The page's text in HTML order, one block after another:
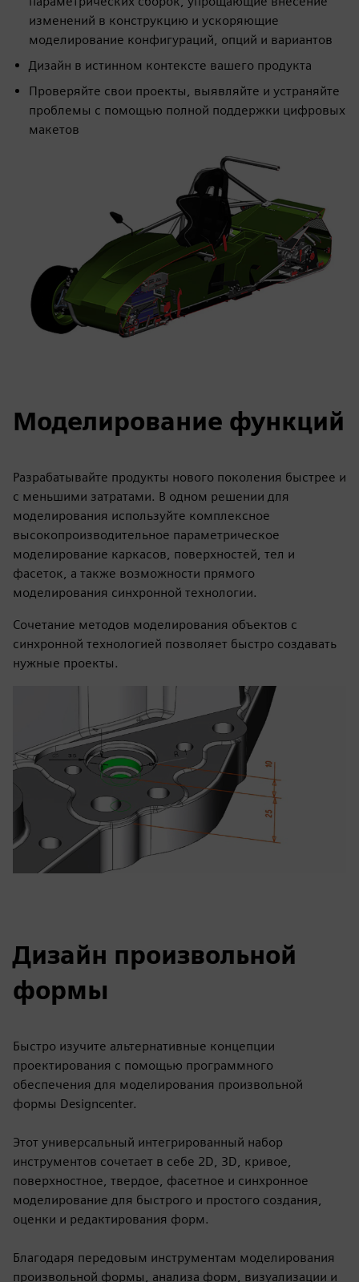
изменений в конструкцию и ускоряющие
моделирование конфигураций, опций и вариантов
Дизайн в истинном контексте вашего продукта
Проверяйте свои проекты, выявляйте и устраняйте
проблемы с помощью полной поддержки цифровых
макетов
Моделирование функций
Разрабатывайте продукты нового поколения быстрее и
с меньшими затратами. В одном решении для
моделирования используйте комплексное
высокопроизводительное параметрическое
моделирование каркасов, поверхностей, тел и
фасеток, а также возможности прямого
моделирования синхронной технологии.
Сочетание методов моделирования объектов с
синхронной технологией позволяет быстро создавать
нужные проекты.
Дизайн произвольной
формы
Быстро изучите альтернативные концепции
проектирования с помощью программного
обеспечения для моделирования произвольной
формы Designcenter.
Этот универсальный интегрированный набор
инструментов сочетает в себе 2D, 3D, кривое,
поверхностное, твердое, фасетное и синхронное
моделирование для быстрого и простого создания,
оценки и редактирования форм.
Благодаря передовым инструментам моделирования
произвольной формы, анализа форм, визуализации и